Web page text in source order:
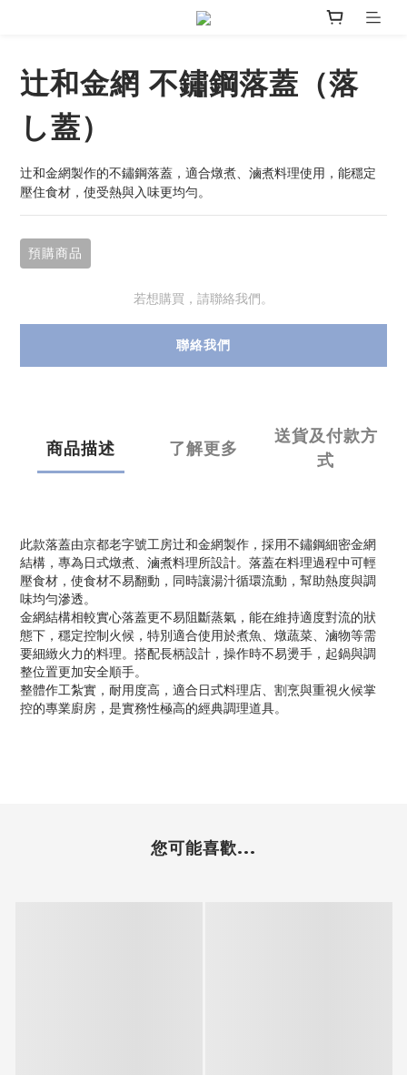
辻和金網 不鏽鋼落蓋（落
し蓋）
辻和金網製作的不鏽鋼落蓋，適合燉煮、滷煮料理使用，能穩定
壓住食材，使受熱與入味更均勻。
預購商品
若想購買，請聯絡我們。
聯絡我們
商品描述 了解更多
送貨及付款方
式
此款落蓋由京都老字號工房辻和金網製作，採用不鏽鋼細密金網
結構，專為日式燉煮、滷煮料理所設計。落蓋在料理過程中可輕
壓食材，使食材不易翻動，同時讓湯汁循環流動，幫助熱度與調
味均勻滲透。
金網結構相較實心落蓋更不易阻斷蒸氣，能在維持適度對流的狀
態下，穩定控制火候，特別適合使用於煮魚、燉蔬菜、滷物等需
要細緻火力的料理。搭配長柄設計，操作時不易燙手，起鍋與調
整位置更加安全順手。
整體作工紮實，耐用度高，適合日式料理店、割烹與重視火候掌
控的專業廚房，是實務性極高的經典調理道具。
您可能喜歡...